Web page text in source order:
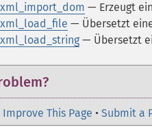
— Erzeugt
— Übersetzt
— Übersetzt
Improve This Page • Submit a